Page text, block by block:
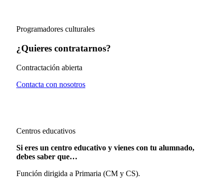
Programadores culturales
¿Quieres contratarnos?
Contractación abierta
Contacta con nosotros
Centros educativos
Si eres un centro educativo y vienes con tu alumnado,
debes saber que…
Función dirigida a Primaria (CM y CS).